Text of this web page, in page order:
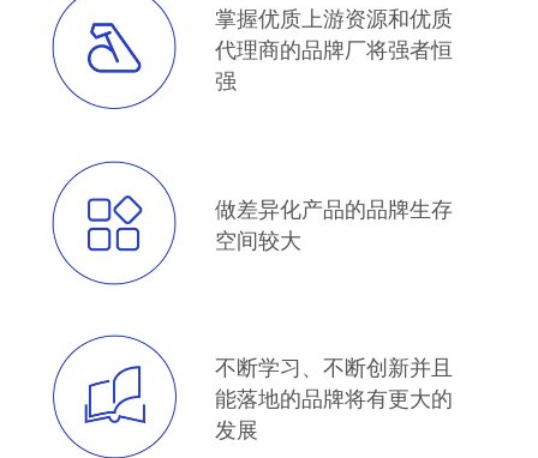
掌握优质上游资源和优质
代理商的品牌厂将强者恒
强
做差异化产品的品牌生存
空间较大
不断学习、不断创新并且
能落地的品牌将有更大的
发展